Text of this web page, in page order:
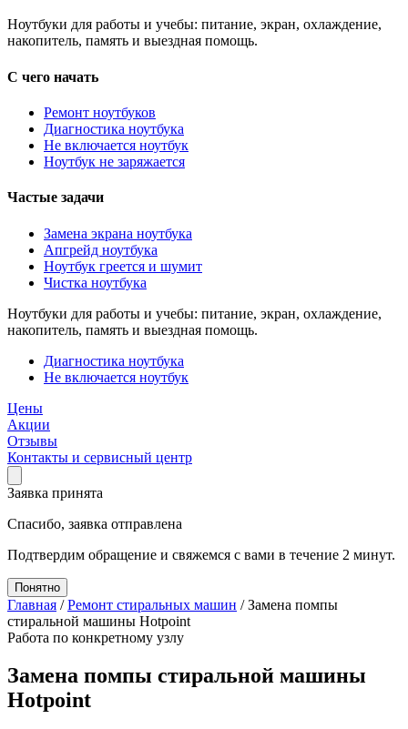
Ноутбуки для работы и учебы: питание, экран, охлаждение,
накопитель, память и выездная помощь.
С чего начать
Ремонт ноутбуков
Диагностика ноутбука
Не включается ноутбук
Ноутбук не заряжается
Частые задачи
Замена экрана ноутбука
Апгрейд ноутбука
Ноутбук греется и шумит
Чистка ноутбука
Ноутбуки для работы и учебы: питание, экран, охлаждение,
накопитель, память и выездная помощь.
Диагностика ноутбука
Не включается ноутбук
Цены
Акции
Отзывы
Контакты и сервисный центр
Заявка принята
Спасибо, заявка отправлена
Подтвердим обращение и свяжемся с вами в течение 2 минут.
Понятно
Главная /Ремонт стиральных машин /Замена помпы
стиральной машины Hotpoint
Работа по конкретному узлу
Замена помпы стиральной машины
Hotpoint